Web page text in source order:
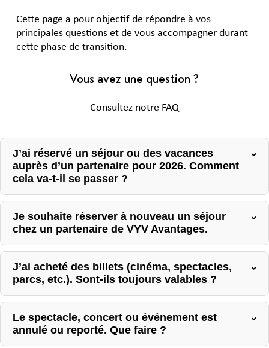
Cette page a pour objectif de répondre à vos
principales questions et de vous accompagner durant
cette phase de transition.
Vous avez une question ?
Consultez notre FAQ
J’ai réservé un séjour ou des vacances
auprès d’un partenaire pour 2026. Comment
cela va-t-il se passer ?
Je souhaite réserver à nouveau un séjour
chez un partenaire de VYV Avantages.
J’ai acheté des billets (cinéma, spectacles,
parcs, etc.). Sont-ils toujours valables ?
Le spectacle, concert ou événement est
annulé ou reporté. Que faire ?